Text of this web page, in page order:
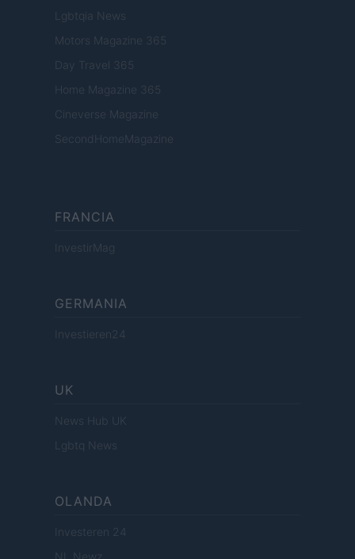
Lgbtqia News
Motors Magazine 365
Day Travel 365
Home Magazine 365
Cineverse Magazine
SecondHomeMagazine
FRANCIA
InvestirMag
GERMANIA
Investieren24
UK
News Hub UK
Lgbtq News
OLANDA
Investeren 24